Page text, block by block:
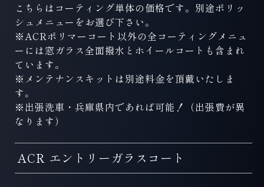
こちらはコーティング単体の価格です。別途ポリッ
シュメニューをお選び下さい。
※ACRポリマーコート以外の全コーティングメニュ
ーには窓ガラス全面撥水とホイールコートも含まれ
ています。
※メンテナンスキットは別途料金を頂戴いたしま
す。
※出張洗車・兵庫県内であれば可能！（出張費が異
なります）
ACR エントリーガラスコート